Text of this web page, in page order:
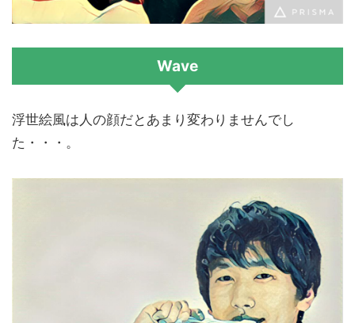
Wave
浮世絵風は人の顔だとあまり変わりませんでし
た・・・。